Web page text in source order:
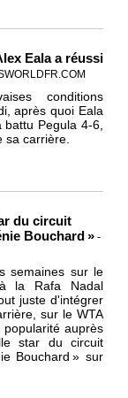
Eala a réussi
conditions
après quoi Eala
Pegula 4-6,
sa carrière.
du circuit
Bouchard » -
semaines sur le
la Rafa Nadal
juste d'intégrer
sur le WTA
auprès
star du circuit
Bouchard » sur